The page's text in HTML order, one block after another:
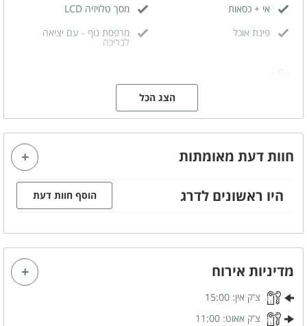
אי + כסאות
מסך טלויזיה LCD
פינת אוכל
מרפסת נוף - עם יציאה
לבריכה
ציבור דתי
שבתות חתן
מטבח מאובזר
הצג הכל
חוות דעת מאומתות
היו ראשונים לדרג הוסף חוות דעת
מדיניות אירוח
צ'ק אין: 15:00
צ'ק אאוט: 11:00